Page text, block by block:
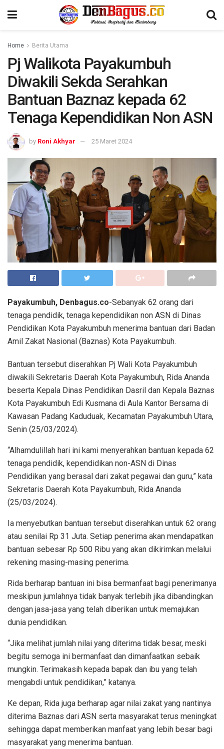
Home Berita Utama
Pj Walikota Payakumbuh
Diwakili Sekda Serahkan
Bantuan Baznaz kepada 62
Tenaga Kependidikan Non ASN
by Roni Akhyar 25 Maret 2024
Payakumbuh, Denbagus.co-Sebanyak 62 orang dari
tenaga pendidik, tenaga kependidikan non ASN di Dinas
Pendidikan Kota Payakumbuh menerima bantuan dari Badan
Amil Zakat Nasional (Baznas) Kota Payakumbuh.
Bantuan tersebut diserahkan Pj Wali Kota Payakumbuh
diwakili Sekretaris Daerah Kota Payakumbuh, Rida Ananda
beserta Kepala Dinas Pendidikan Dasril dan Kepala Baznas
Kota Payakumbuh Edi Kusmana di Aula Kantor Bersama di
Kawasan Padang Kaduduak, Kecamatan Payakumbuh Utara,
Senin (25/03/2024).
“Alhamdulillah hari ini kami menyerahkan bantuan kepada 62
tenaga pendidik, kependidikan non-ASN di Dinas
Pendidikan yang berasal dari zakat pegawai dan guru,” kata
Sekretaris Daerah Kota Payakumbuh, Rida Ananda
(25/03/2024).
Ia menyebutkan bantuan tersebut diserahkan untuk 62 orang
atau senilai Rp 31 Juta. Setiap penerima akan mendapatkan
bantuan sebesar Rp 500 Ribu yang akan dikirimkan melalui
rekening masing-masing penerima.
Rida berharap bantuan ini bisa bermanfaat bagi penerimanya
meskipun jumlahnya tidak banyak terlebih jika dibandingkan
dengan jasa-jasa yang telah diberikan untuk memajukan
dunia pendidikan.
“Jika melihat jumlah nilai yang diterima tidak besar, meski
begitu semoga ini bermanfaat dan dimanfaatkan sebaik
mungkin. Terimakasih kepada bapak dan ibu yang telah
mengabdi untuk pendidikan,” katanya.
Ke depan, Rida juga berharap agar nilai zakat yang nantinya
diterima Baznas dari ASN serta masyarakat terus meningkat
sehingga dapat memberikan manfaat yang lebih besar bagi
masyarakat yang menerima bantuan.